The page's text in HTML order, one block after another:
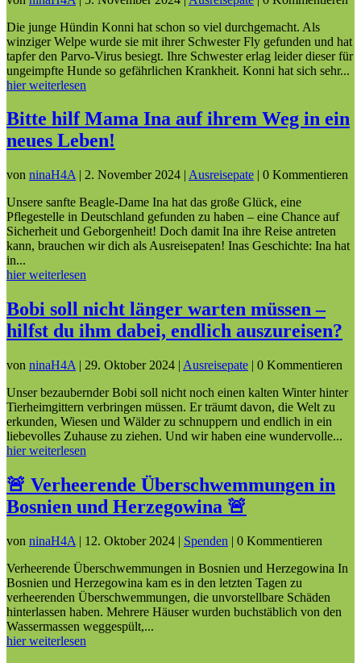
Die junge Hündin Konni hat schon so viel durchgemacht. Als
winziger Welpe wurde sie mit ihrer Schwester Fly gefunden und hat
tapfer den Parvo-Virus besiegt. Ihre Schwester erlag leider dieser für
ungeimpfte Hunde so gefährlichen Krankheit. Konni hat sich sehr...
hier weiterlesen
Bitte hilf Mama Ina auf ihrem Weg in ein
neues Leben!
von ninaH4A | 2. November 2024 | Ausreisepate | 0 Kommentieren
Unsere sanfte Beagle-Dame Ina hat das große Glück, eine
Pflegestelle in Deutschland gefunden zu haben – eine Chance auf
Sicherheit und Geborgenheit! Doch damit Ina ihre Reise antreten
kann, brauchen wir dich als Ausreisepaten! Inas Geschichte: Ina hat
in...
hier weiterlesen
Bobi soll nicht länger warten müssen –
hilfst du ihm dabei, endlich auszureisen?
von ninaH4A | 29. Oktober 2024 | Ausreisepate | 0 Kommentieren
Unser bezaubernder Bobi soll nicht noch einen kalten Winter hinter
Tierheimgittern verbringen müssen. Er träumt davon, die Welt zu
erkunden, Wiesen und Wälder zu schnuppern und endlich in ein
liebevolles Zuhause zu ziehen. Und wir haben eine wundervolle...
hier weiterlesen
🚨 Verheerende Überschwemmungen in
Bosnien und Herzegowina 🚨
von ninaH4A | 12. Oktober 2024 | Spenden | 0 Kommentieren
Verheerende Überschwemmungen in Bosnien und Herzegowina In
Bosnien und Herzegowina kam es in den letzten Tagen zu
verheerenden Überschwemmungen, die unvorstellbare Schäden
hinterlassen haben. Mehrere Häuser wurden buchstäblich von den
Wassermassen weggespült,...
hier weiterlesen